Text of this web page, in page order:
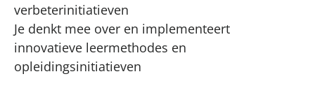
verbeterinitiatieven
Je denkt mee over en implementeert
innovatieve leermethodes en
opleidingsinitiatieven